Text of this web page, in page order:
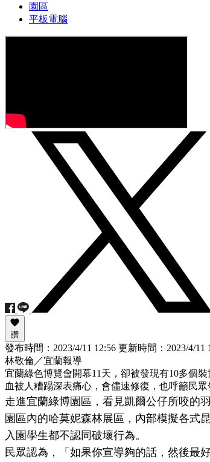
園區
平板電腦
讚
發布時間： 2023/4/11 12:56 更新時間： 2023/4/11
林敬倫／宜蘭報導
宜蘭綠色博覽會開幕11天，卻被發現有10多個
血被人糟蹋深表痛心，會儘速修復，也呼籲民眾
走進宜蘭綠博園區，看見凱爾公仔所咬的
園區內的哈莫妮森林展區，內部模擬各式
入園學生都不認同破壞行為。
民眾認為，「如果你宣導夠的話，然後最